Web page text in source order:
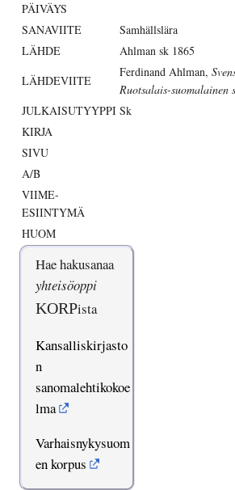
PÄIVÄYS
SANAVIITE
Samhällslära
LÄHDE
Ahlman sk 1865
LÄHDEVIITE
Ferdinand Ahlman,
Ruotsalais-suomalainen
JULKAISUTYYPPI Sk
KIRJA
SIVU
A/B
VIIME-
ESIINTYMÄ
HUOM
Hae hakusanaa
yhteisöoppi
KORPista
Kansalliskirjasto
n
sanomalehtikokoe
lma
Varhaisnykysuom
en korpus